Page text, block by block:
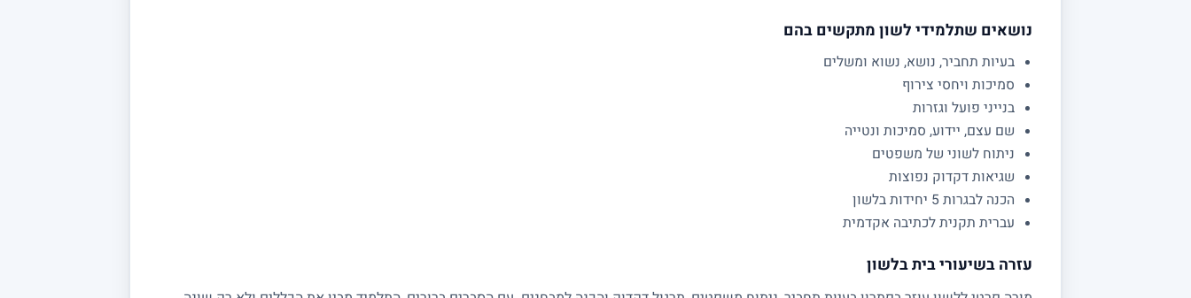
נושאים שתלמידי לשון מתקשים בהם
בעיות תחביר, נושא, נשוא ומשלים
סמיכות ויחסי צירוף
בנייני פועל וגזרות
שם עצם, יידוע, סמיכות ונטייה
ניתוח לשוני של משפטים
שגיאות דקדוק נפוצות
הכנה לבגרות 5 יחידות בלשון
עברית תקנית לכתיבה אקדמית
עזרה בשיעורי בית בלשון